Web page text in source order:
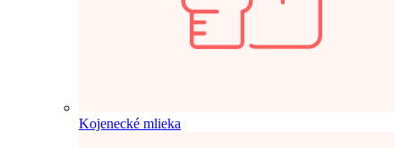
Kojenecké mlieka